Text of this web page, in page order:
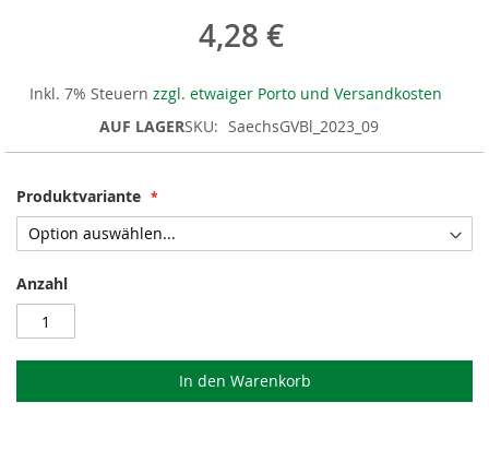
4,28 €
Inkl. 7% Steuern zzgl. etwaiger Porto und Versandkosten
AUF LAGERSKU SaechsGVBl_2023_09
Produktvariante
Anzahl
In den Warenkorb